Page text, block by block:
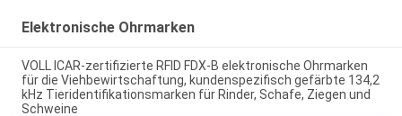
Elektronische Ohrmarken
VOLL ICAR-zertifizierte RFID FDX-B elektronische Ohrmarken
für die Viehbewirtschaftung, kundenspezifisch gefärbte 134,2
kHz Tieridentifikationsmarken für Rinder, Schafe, Ziegen und
Schweine